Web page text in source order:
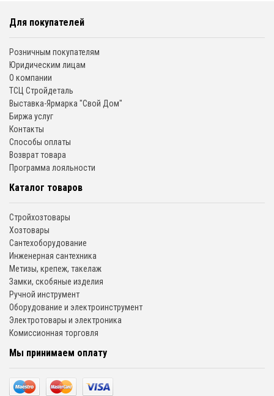
Для покупателей
Розничным покупателям
Юридическим лицам
О компании
ТСЦ Стройдеталь
Выставка-Ярмарка "Свой Дом"
Биржа услуг
Контакты
Способы оплаты
Возврат товара
Программа лояльности
Каталог товаров
Стройхозтовары
Хозтовары
Сантехоборудование
Инженерная сантехника
Метизы, крепеж, такелаж
Замки, скобяные изделия
Ручной инструмент
Оборудование и электроинструмент
Электротовары и электроника
Комиссионная торговля
Мы принимаем оплату